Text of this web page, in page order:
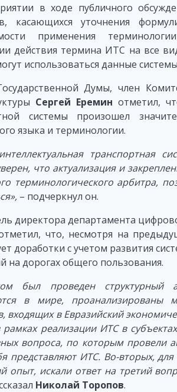
в ходе публичного
касающихся уточнения
применения
действия термина ИТС на все
использоваться данные
Думы, член
Сергей Еремин отметил,
системы произошел
языка и терминологии.
транспортная
что актуализация и
терминологического арбитра,
– подчеркнул он.
директора департамента
что, несмотря на
доработки с учетом развития
на дорогах общего пользования.
был проведен
в мире, проанализированы
входящих в Евразийский
рамках реализации ИТС в
вопроса, по которым провели
представляют ИТС. Во-вторых,
опыт, искали ответ на третий
Николай Торопов.